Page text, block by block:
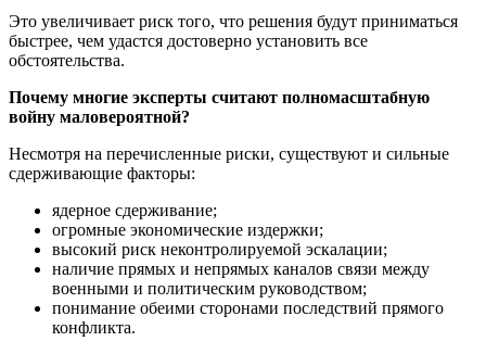
Это увеличивает риск того, что решения будут приниматься
быстрее, чем удастся достоверно установить все
обстоятельства.
Почему многие эксперты считают полномасштабную
войну маловероятной?
Несмотря на перечисленные риски, существуют и сильные
сдерживающие факторы:
ядерное сдерживание;
огромные экономические издержки;
высокий риск неконтролируемой эскалации;
наличие прямых и непрямых каналов связи между
военными и политическим руководством;
понимание обеими сторонами последствий прямого
конфликта.